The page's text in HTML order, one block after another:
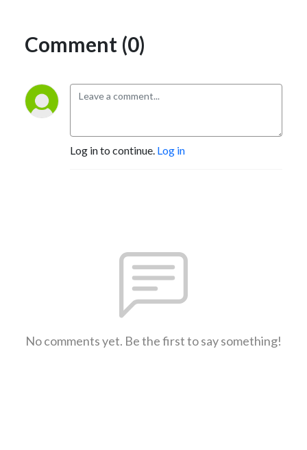
Comment (0)
Log in to continue. Log in
No comments yet. Be the first to say something!